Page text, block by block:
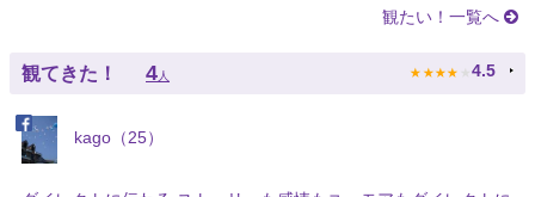
観たい！一覧へ
観てきた！ 4 人 ★ ★ ★ ★ ★ 4.5
kago（25）